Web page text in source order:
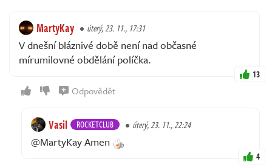
MartyKay úterý, 23. 11., 17:31
V dnešní bláznivé době není nad občasné
mírumilovné obdělání políčka.
13
Odpovědět
Vasil ROCKETCLUB úterý, 23. 11., 22:24
@MartyKay Amen
4